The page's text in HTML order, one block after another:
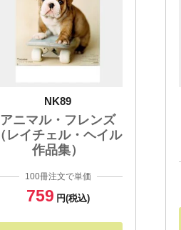
NK89
アニマル・フレンズ
（レイチェル・ヘイル
作品集）
100冊注文で単価
759 円(税込)